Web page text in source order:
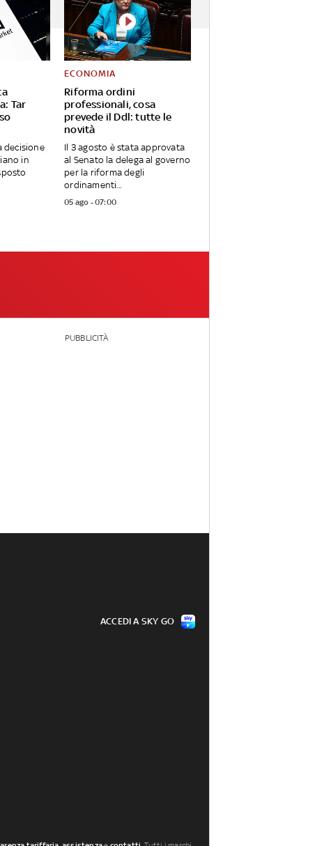
Tar
decisione
in
Riforma ordini
professionali, cosa
prevede il Ddl: tutte le
novità
ECONOMIA
Il 3 agosto è stata approvata
al Senato la delega al governo
per la riforma degli
ordinamenti...
05 ago - 07:00
PUBBLICITÀ
ACCEDI A SKY GO